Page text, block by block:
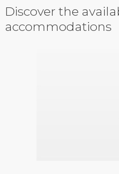
Discover the
accommodations